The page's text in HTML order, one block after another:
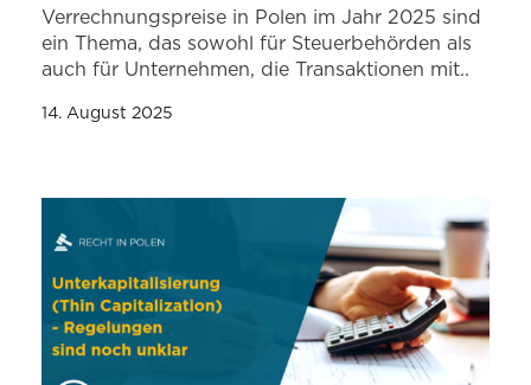
Verrechnungspreise in Polen im Jahr 2025 sind
ein Thema, das sowohl für Steuerbehörden als
auch für Unternehmen, die Transaktionen mit..
14. August 2025